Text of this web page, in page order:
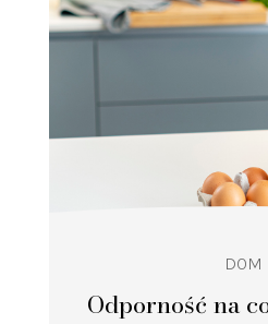
Odporność na
DOM